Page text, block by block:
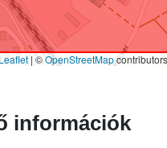
Leaflet | ©OpenStreetMap
információk